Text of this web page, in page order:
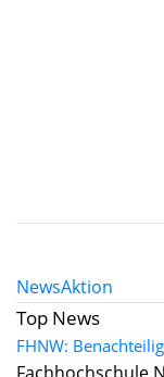
NewsAktion
Top News
FHNW: